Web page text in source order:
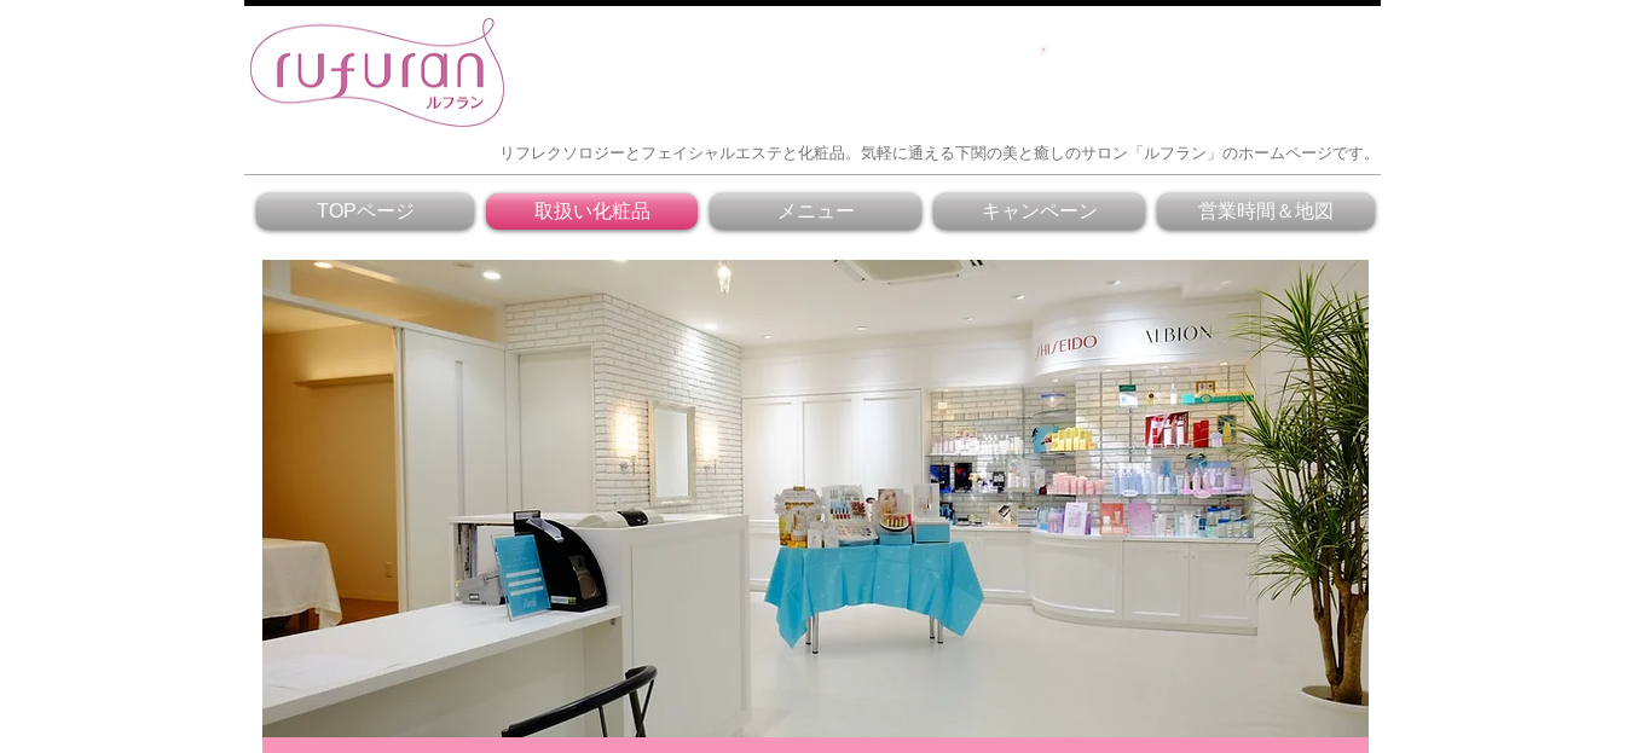
リフレクソロジーとフェイシャルエステと化粧品。気軽に通える下関の美と癒しのサロン「ルフラン」のホームページです。
TOPページ 取扱い化粧品 メニュー キャンペーン 営業時間＆地図